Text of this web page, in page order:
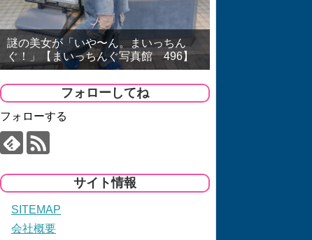
謎の美女が「いや〜ん。まいっちん
ぐ！」【まいっちんぐ写真館 496】
フォローしてね
フォローする
サイト情報
SITEMAP
会社概要